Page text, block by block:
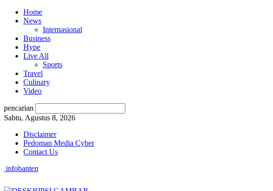
Home
News
Internasional
Business
Hype
Live All
Sports
Travel
Culinary
Video
pencarian
Sabtu, Agustus 8, 2026
Disclaimer
Pedoman Media Cyber
Contact Us
infobanten